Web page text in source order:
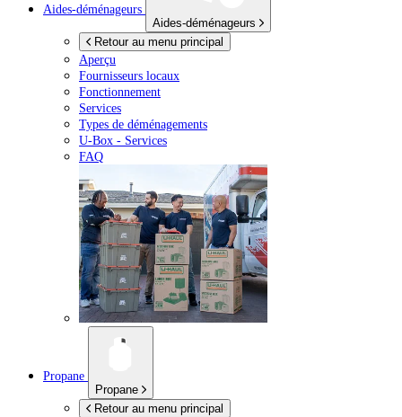
Aides-déménageurs
Aides-déménageurs
Retour au menu principal
Aperçu
Fournisseurs locaux
Fonctionnement
Services
Types de déménagements
U-Box - Services
FAQ
Propane
Propane
Retour au menu principal